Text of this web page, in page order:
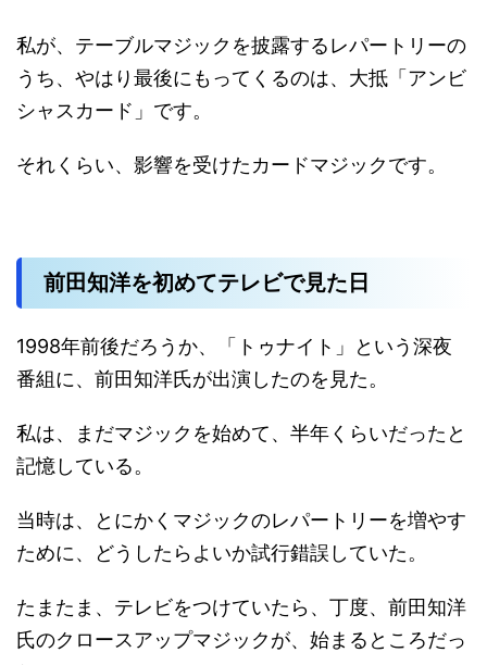
私が、テーブルマジックを披露するレパートリーの
うち、やはり最後にもってくるのは、大抵「アンビ
シャスカード」です。
それくらい、影響を受けたカードマジックです。
前田知洋を初めてテレビで見た日
1998年前後だろうか、「トゥナイト」という深夜
番組に、前田知洋氏が出演したのを見た。
私は、まだマジックを始めて、半年くらいだったと
記憶している。
当時は、とにかくマジックのレパートリーを増やす
ために、どうしたらよいか試行錯誤していた。
たまたま、テレビをつけていたら、丁度、前田知洋
氏のクロースアップマジックが、始まるところだっ